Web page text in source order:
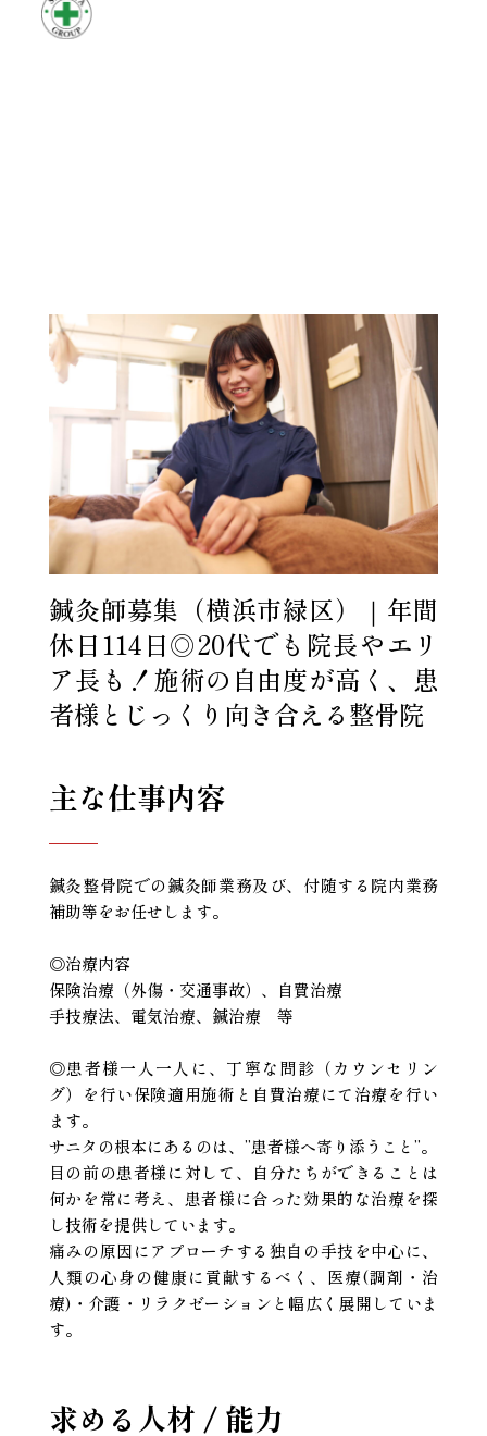
鍼灸師募集（横浜市緑区）｜年間
休日114日◎20代でも院長やエリ
ア長も！施術の自由度が高く、患
者様とじっくり向き合える整骨院
主な仕事内容
鍼灸整骨院での鍼灸師業務及び、付随する院内業務
補助等をお任せします。
◎治療内容
保険治療（外傷・交通事故）、自費治療
手技療法、電気治療、鍼治療 等
◎患者様一人一人に、丁寧な問診（カウンセリン
グ）を行い保険適用施術と自費治療にて治療を行い
ます。
サニタの根本にあるのは、”患者様へ寄り添うこと”。
目の前の患者様に対して、自分たちができることは
何かを常に考え、患者様に合った効果的な治療を探
し技術を提供しています。
痛みの原因にアプローチする独自の手技を中心に、
人類の心身の健康に貢献するべく、医療(調剤・治
療)・介護・リラクゼーションと幅広く展開していま
す。
求める人材 / 能力